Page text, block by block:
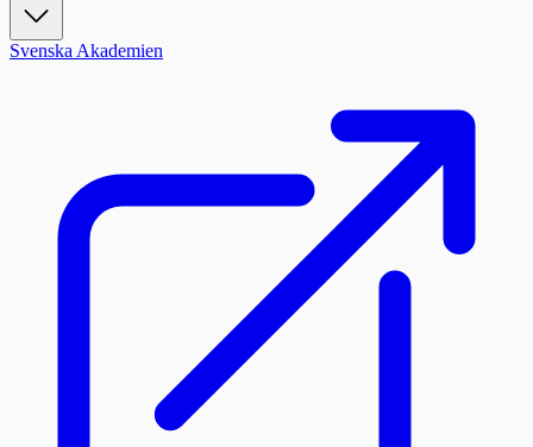
Svenska Akademien